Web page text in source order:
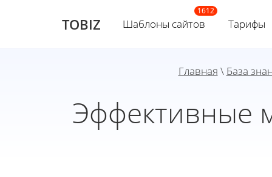
TOBIZ Шаблоны сайтов Тарифы
Главная \ База
Эффективные